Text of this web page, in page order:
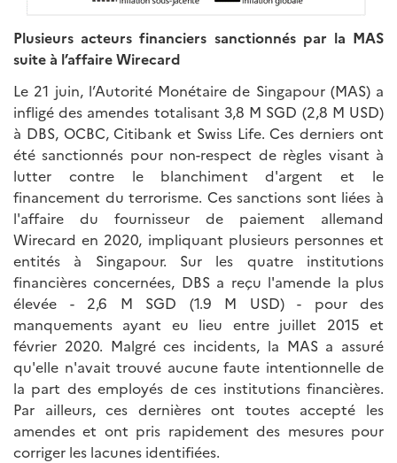
Plusieurs acteurs financiers sanctionnés par la MAS
suite à l’affaire Wirecard
Le 21 juin, l’Autorité Monétaire de Singapour (MAS) a
infligé des amendes totalisant 3,8 M SGD (2,8 M USD)
à DBS, OCBC, Citibank et Swiss Life. Ces derniers ont
été sanctionnés pour non-respect de règles visant à
lutter contre le blanchiment d'argent et le
financement du terrorisme. Ces sanctions sont liées à
l'affaire du fournisseur de paiement allemand
Wirecard en 2020, impliquant plusieurs personnes et
entités à Singapour. Sur les quatre institutions
financières concernées, DBS a reçu l'amende la plus
élevée - 2,6 M SGD (1.9 M USD) - pour des
manquements ayant eu lieu entre juillet 2015 et
février 2020. Malgré ces incidents, la MAS a assuré
qu'elle n'avait trouvé aucune faute intentionnelle de
la part des employés de ces institutions financières.
Par ailleurs, ces dernières ont toutes accepté les
amendes et ont pris rapidement des mesures pour
corriger les lacunes identifiées.